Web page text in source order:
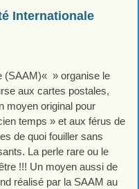
Internationale
(SAAM)« » organise le
aux cartes postales,
moyen original pour
temps » et aux férus de
de quoi fouiller sans
La perle rare ou le
!!! Un moyen aussi de
réalisé par la SAAM au